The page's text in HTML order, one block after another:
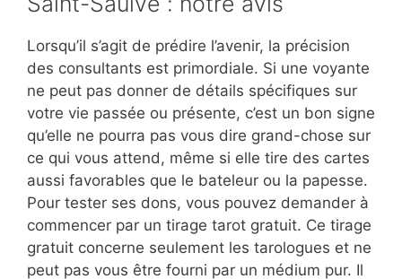
Lorsqu’il s’agit de prédire l’avenir, la précision
des consultants est primordiale. Si une voyante
ne peut pas donner de détails spécifiques sur
votre vie passée ou présente, c’est un bon signe
qu’elle ne pourra pas vous dire grand-chose sur
ce qui vous attend, même si elle tire des cartes
aussi favorables que le bateleur ou la papesse.
Pour tester ses dons, vous pouvez demander à
commencer par un tirage tarot gratuit. Ce tirage
gratuit concerne seulement les tarologues et ne
peut pas vous être fourni par un médium pur. Il